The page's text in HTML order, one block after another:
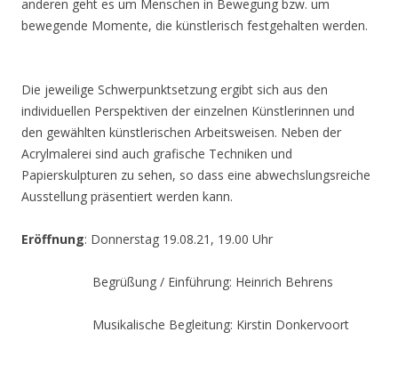
anderen geht es um Menschen in Bewegung bzw. um
bewegende Momente, die künstlerisch festgehalten werden.
Die jeweilige Schwerpunktsetzung ergibt sich aus den
individuellen Perspektiven der einzelnen Künstlerinnen und
den gewählten künstlerischen Arbeitsweisen. Neben der
Acrylmalerei sind auch grafische Techniken und
Papierskulpturen zu sehen, so dass eine abwechslungsreiche
Ausstellung präsentiert werden kann.
Eröffnung: Donnerstag 19.08.21, 19.00 Uhr
Begrüßung / Einführung: Heinrich Behrens
Musikalische Begleitung: Kirstin Donkervoort